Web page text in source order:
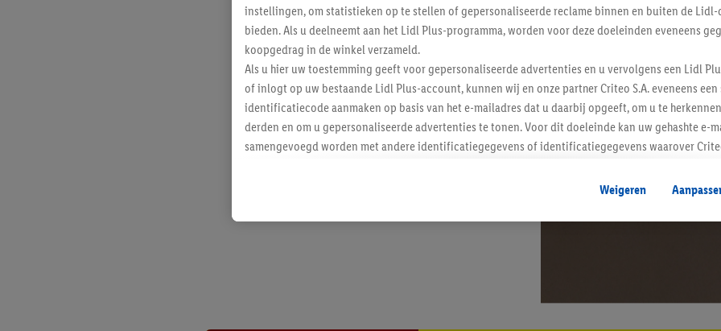
instellingen, om statistieken op te stellen of gepersonaliseerde reclame binnen en buiten de Lidl-
bieden. Als u deelneemt aan het Lidl Plus-programma, worden voor deze doeleinden eveneens
koopgedrag in de winkel verzameld.
Als u hier uw toestemming geeft voor gepersonaliseerde advertenties en u vervolgens een Lidl
of inlogt op uw bestaande Lidl Plus-account, kunnen wij en onze partner Criteo S.A. eveneens
identificatiecode aanmaken op basis van het e-mailadres dat u daarbij opgeeft, om u te
derden en om u gepersonaliseerde advertenties te tonen. Voor dit doeleinde kan uw gehashte e-
samengevoegd worden met andere identificatiegegevens of identificatiegegevens waarover
Als u hiermee akkoord gaat, kunnen advertenties in het kader van retargeting, d.w.z. advertenties
u interesse hebt getoond (bijvoorbeeld door het product in de webshop aan uw winkelmandje
niet te kopen), ook op verschillende apparaten en verschillende Lidl-diensten worden
Door op “weigeren” te klikken, kunt u alleen het gebruik van de noodzakelijke technologieën
Weigeren